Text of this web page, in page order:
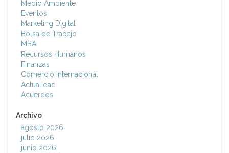
Medio Ambiente
Eventos
Marketing Digital
Bolsa de Trabajo
MBA
Recursos Humanos
Finanzas
Comercio Internacional
Actualidad
Acuerdos
Archivo
agosto 2026
julio 2026
junio 2026